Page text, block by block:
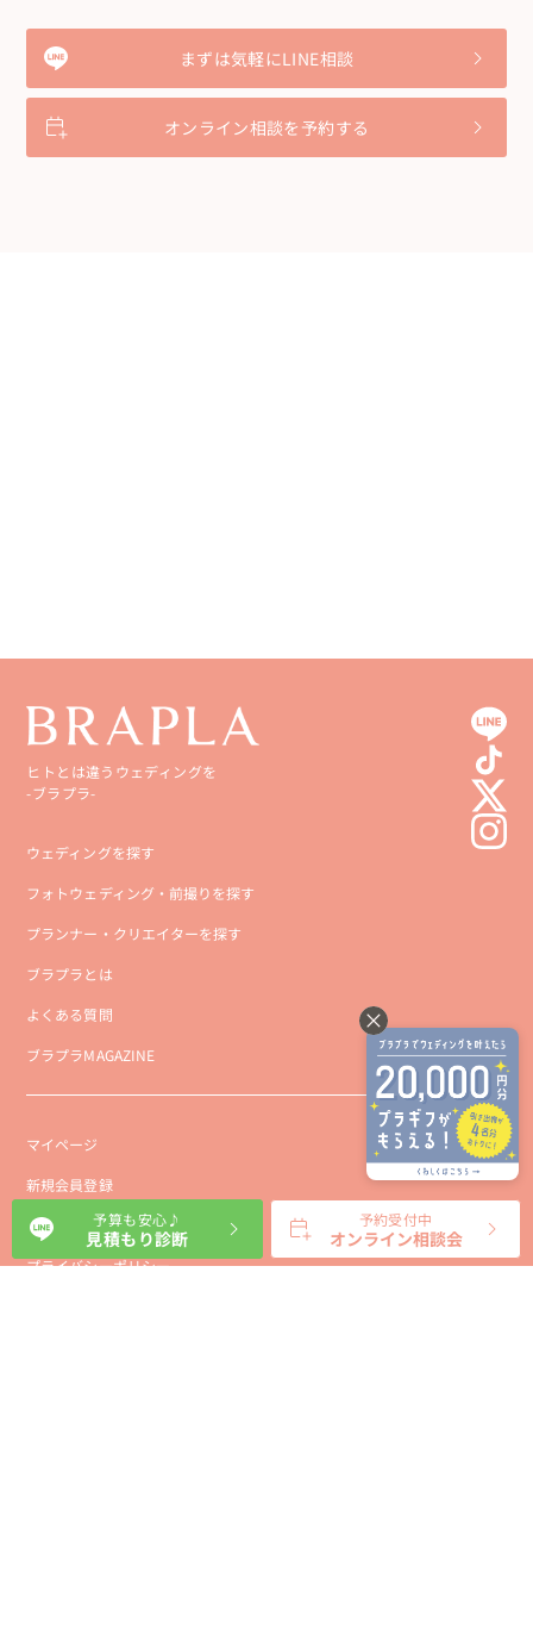
まずは気軽にLINE相談
オンライン相談を予約する
ヒトとは違うウェディングを
-ブラプラ-
ウェディングを探す
フォトウェディング・前撮りを探す
プランナー・クリエイターを探す
ブラプラとは
よくある質問
ブラプラMAGAZINE
マイページ
新規会員登録
会社概要
プライバシーポリシー
ブラプラ公式
LINEで相談する
元プランナーに
オンライン相談
予算も安心♪
見積もり診断
予約受付中
オンライン相談会